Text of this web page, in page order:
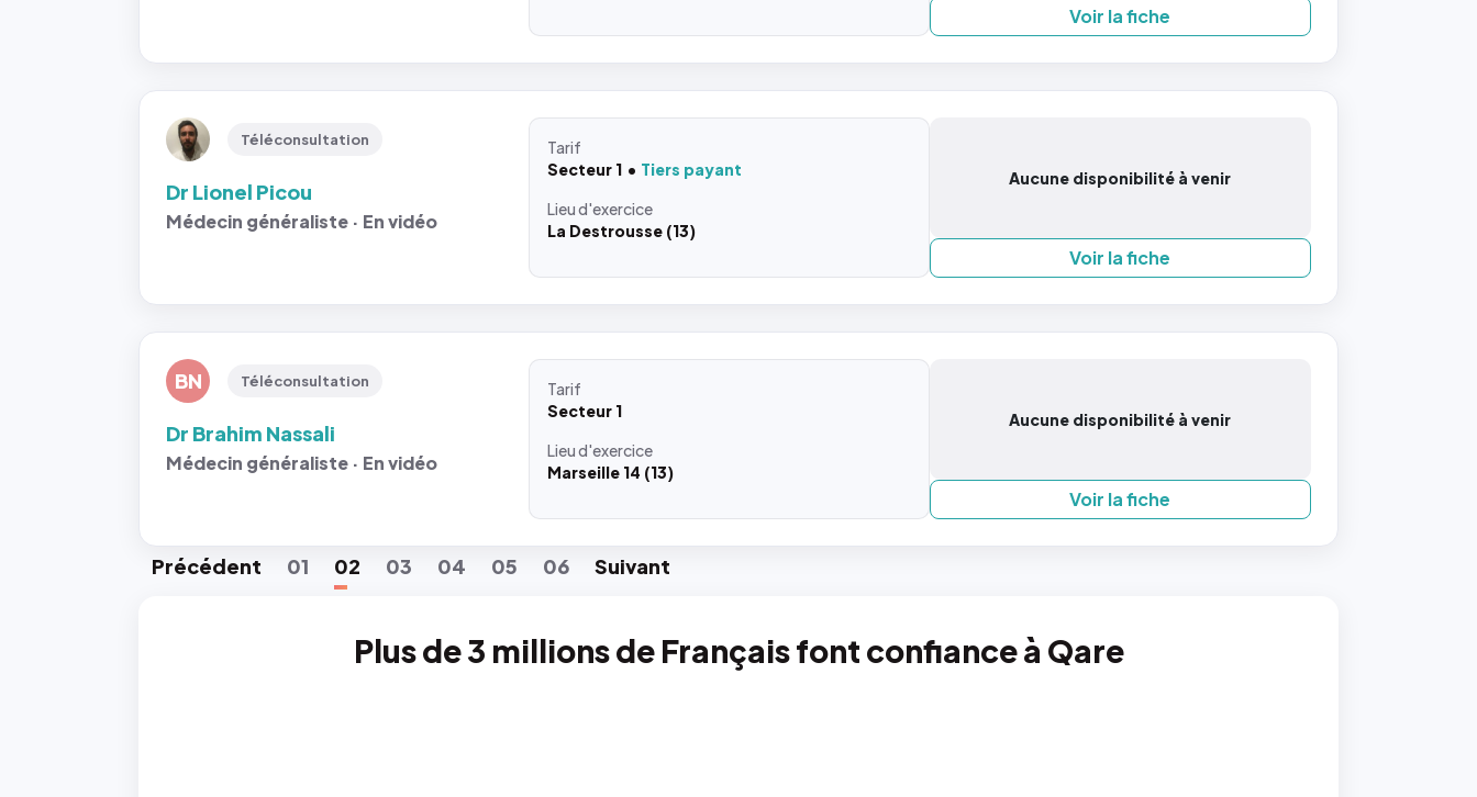
Voir la fiche
Téléconsultation
Dr Lionel Picou
Médecin généraliste · En vidéo
Tarif
Secteur 1
Tiers payant
Lieud'exercice
La Destrousse (13)
Aucune disponibilité à venir
Voir la fiche
BN Téléconsultation
Dr Brahim Nassali
Médecin généraliste · En vidéo
Tarif
Secteur 1
Lieud'exercice
Marseille 14 (13)
Aucune disponibilité à venir
Voir la fiche
Précédent 01 02 03 04 05 06 Suivant
Plus de 3 millions de Français font confiance à Qare